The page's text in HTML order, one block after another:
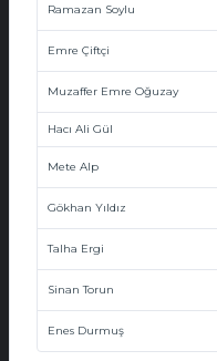
Ramazan Soylu
Emre Çiftçi
Muzaffer Emre Oğuzay
Hacı Ali Gül
Mete Alp
Gökhan Yıldız
Talha Ergi
Sinan Torun
Enes Durmuş